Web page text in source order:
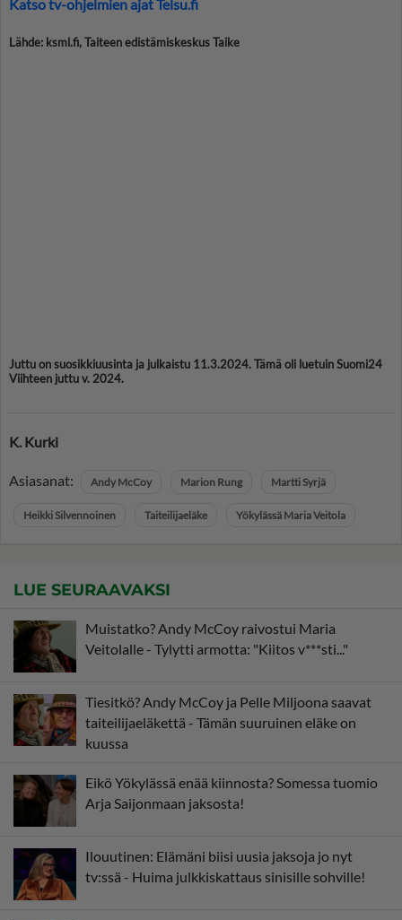
Katso tv-ohjelmien ajat Telsu.fi
Lähde: ksml.fi, Taiteen edistämiskeskus Taike
Juttu on suosikkiuusinta ja julkaistu 11.3.2024. Tämä oli luetuin Suomi24
Viihteen juttu v. 2024.
K. Kurki
Asiasanat: Andy McCoy Marion Rung Martti Syrjä
Heikki Silvennoinen Taiteilijaeläke Yökylässä Maria Veitola
LUE SEURAAVAKSI
Muistatko? Andy McCoy raivostui Maria
Veitolalle - Tylytti armotta: "Kiitos v***sti..."
Tiesitkö? Andy McCoy ja Pelle Miljoona saavat
taiteilijaeläkettä - Tämän suuruinen eläke on
kuussa
Eikö Yökylässä enää kiinnosta? Somessa tuomio
Arja Saijonmaan jaksosta!
Ilouutinen: Elämäni biisi uusia jaksoja jo nyt
tv:ssä - Huima julkkiskattaus sinisille sohville!